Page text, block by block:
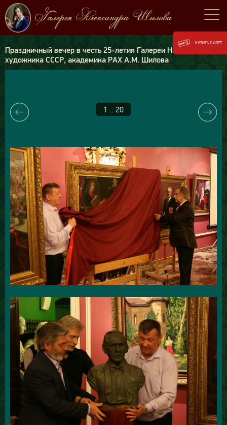
Праздничный вечер в честь 25-летия Галереи Народного
художника СССР, академика РАХ А.М. Шилова
1 .. 20
КУПИТЬ БИЛЕТ